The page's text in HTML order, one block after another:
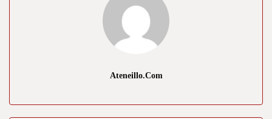
Ateneillo.com